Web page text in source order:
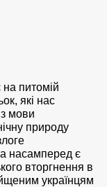
питомій
які нас
мови
природу
насамперед є
вторгнення в
українцям